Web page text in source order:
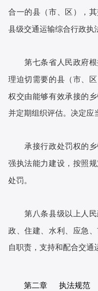
合一的县（市、区），
县级交通运输综合行政执
第七条省人民政府根
理迫切需要的县（市、
权交由能够有效承接的
并定期组织评估。决定应
承接行政处罚权的乡
强执法能力建设，按照
处罚。
第八条县级以上人民
政、住建、水利、应急
自职责，支持和配合交通
第二章 执法规范